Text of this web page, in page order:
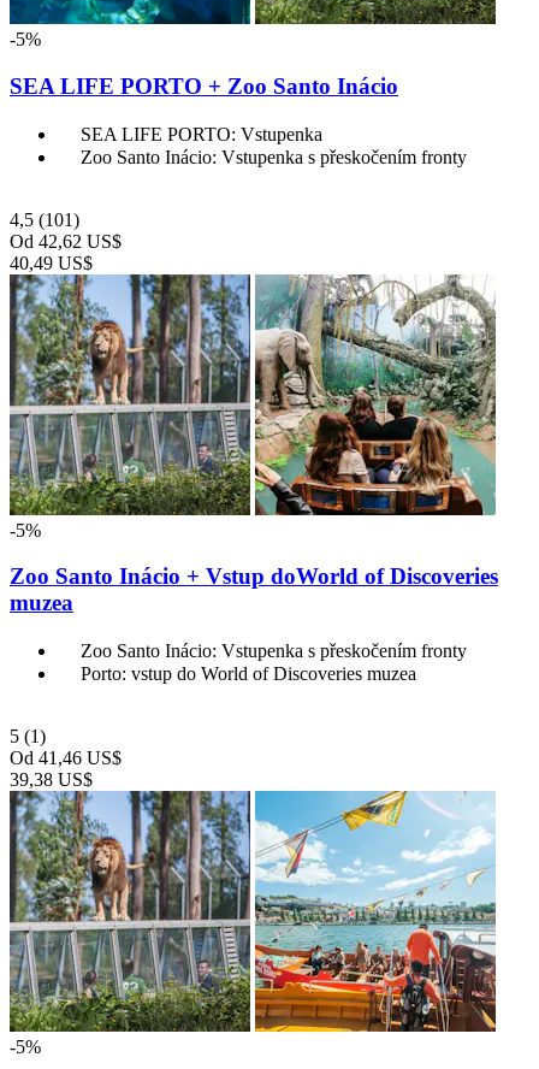
-5%
SEA LIFE PORTO + Zoo Santo Inácio
SEA LIFE PORTO: Vstupenka
Zoo Santo Inácio: Vstupenka s přeskočením fronty
4,5 (101)
Od 42,62 US$
40,49 US$
-5%
Zoo Santo Inácio + Vstup doWorld of Discoveries
muzea
Zoo Santo Inácio: Vstupenka s přeskočením fronty
Porto: vstup do World of Discoveries muzea
5 (1)
Od 41,46 US$
39,38 US$
-5%